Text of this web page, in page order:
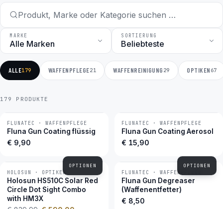
MARKE SORTIERUNG
ALLE179 WAFFENPFLEGE21 WAFFENREINIGUNG 29 OPTIKEN 67
179 PRODUKTE
BESTSELLER
FLUNATEC · WAFFENPFLEGE
Fluna Gun Coating flüssig
€ 9,90
OPTIONEN
BESTSELLER
FLUNATEC · WAFFENPFLEGE
Fluna Gun Coating Aerosol
€ 15,90
OPTIONEN
−30 %
HOLOSUN · OPTIKEN
Holosun HS510C Solar Red
Circle Dot Sight Combo
with HM3X
BESTSELLER
FLUNATEC · WAFFENPFLEGE
Fluna Gun Degreaser
(Waffenentfetter)
€ 8,50